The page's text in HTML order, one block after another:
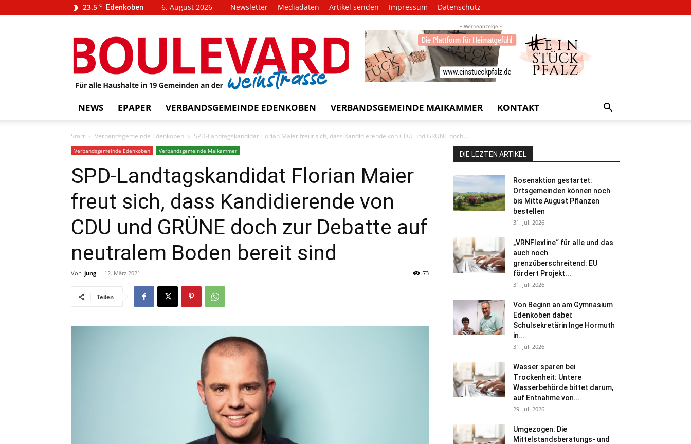
23.5 C Edenkoben 6. August 2026 Newsletter Mediadaten Artikel senden Impressum Datenschutz
BOULEVARD
weinstrasse!
- Werbeanzeige -
NEWS EPAPER VERBANDSGEMEINDE EDENKOBEN VERBANDSGEMEINDE MAIKAMMER KONTAKT
Start Verbandsgemeinde Edenkoben SPD-Landtagskandidat Florian Maier freut sich, dass Kandidierende von CDU und GRÜNE doch...
Verbandsgemeinde Edenkoben Verbandsgemeinde Maikammer
SPD-Landtagskandidat Florian Maier
freut sich, dass Kandidierende von
CDU und GRÜNE doch zur Debatte auf
neutralem Boden bereit sind
Von jung - 12. März 2021 73
Teilen
DIE LEZTEN ARTIKEL
Rosenaktion gestartet:
Ortsgemeinden können noch
bis Mitte August Pflanzen
bestellen
31. Juli 2026
„VRNFlexline“ für alle und das
auch noch
grenzüberschreitend: EU
fördert Projekt...
31. Juli 2026
Von Beginn an am Gymnasium
Edenkoben dabei:
Schulsekretärin Inge Hormuth
in...
31. Juli 2026
Wasser sparen bei
Trockenheit: Untere
Wasserbehörde bittet darum,
auf Entnahme von...
29. Juli 2026
Umgezogen: Die
Mittelstandsberatungs- und